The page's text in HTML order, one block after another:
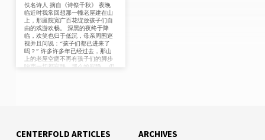
佚名诗人 摘自《诗祭千秋》 夜晚
临近时我常回想那一幢老屋建在山
上，那庭院宽广百花绽放孩子们自
由的戏游欢畅。 深黑的夜终于降
临，欢笑也归于低沉，母亲周围巡
视并且问说：“孩子们都已进来了
吗？” 许多许多年已经过去，那山
上的老屋空庭不再有孩子们的脚步
响声一切都寂静，那么的寂静。 但
像母亲呼问：“孩子们都已进来了
CENTERFOLD ARTICLES ARCHIVES